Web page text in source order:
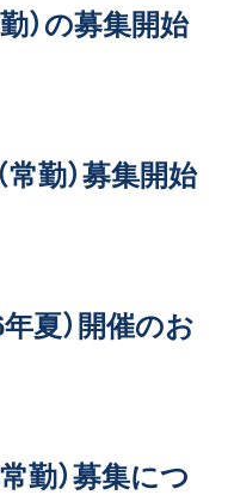
介
方
）の募集開始
勤）募集開始
夏）開催のお
勤）募集につ